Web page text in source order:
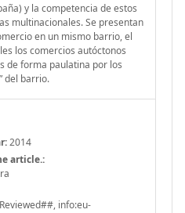
y la competencia de estos
multinacionales. Se presentan
en un mismo barrio, el
los comercios autóctonos
de forma paulatina por los
del barrio.
2014
article.:
info:eu-